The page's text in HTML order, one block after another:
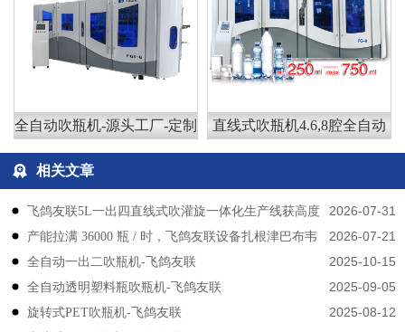
全自动吹瓶机-源头工厂-定制 直线式吹瓶机4.6,8腔全自动
相关文章
2026-07-31
飞鸽友联5L一出四直线式吹灌旋一体化生产线获高度
认可
2026-07-21
产能拉满 36000 瓶 / 时，飞鸽友联设备扎根津巴布韦
2025-10-15
​​全自动一出二吹瓶机-飞鸽友联
2025-09-05
全自动透明塑料瓶吹瓶机-飞鸽友联
2025-08-12
旋转式PET吹瓶机-飞鸽友联